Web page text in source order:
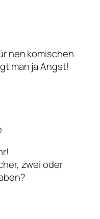
nen komischen
man ja Angst!
zwei oder